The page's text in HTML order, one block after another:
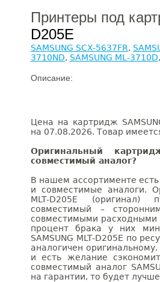
Принтеры под
D205E
SAMSUNG SCX-5637FR,
3710ND, SAMSUNG ML-3710D
Описание:
Цена на картридж
на 07.08.2026. Товар
Оригинальный
совместимый аналог?
В нашем ассортименте
и совместимые аналоги.
MLT-D205E (оригинал)
совместимый –
совместимыми расходными
процент брака у них
SAMSUNG MLT-D205E по
аналогичен
и есть желание
совместимый аналог
на гарантии, то будет